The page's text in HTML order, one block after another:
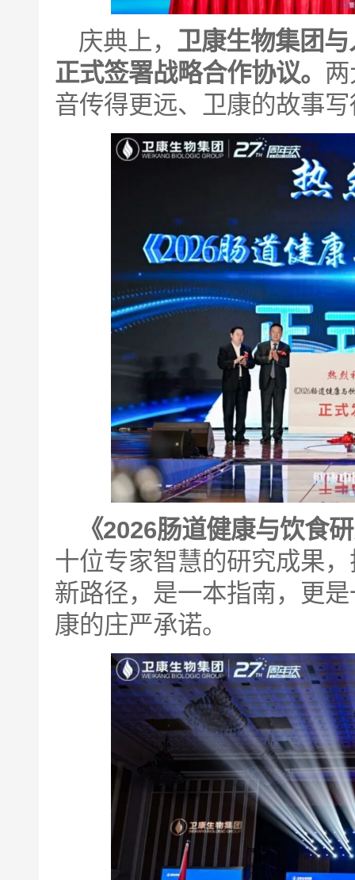
庆典上， 卫康生物集团
正式签署战略合作协议。
音传得更远、卫康的故事
《2026肠道健康与饮食
十位专家智慧的研究成果
新路径，是一本指南，更
康的庄严承诺。